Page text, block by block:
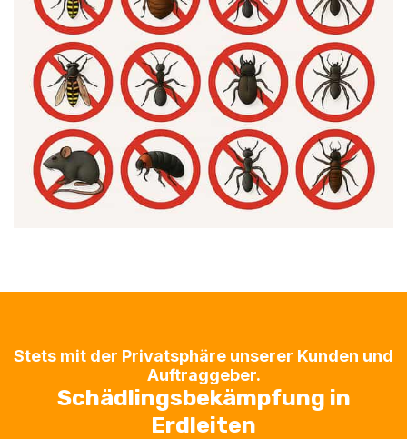
Stets mit der Privatsphäre unserer Kunden und
Auftraggeber.
Schädlingsbekämpfung in
Erdleiten